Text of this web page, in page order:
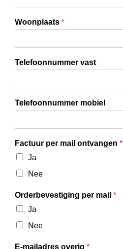
Woonplaats*
Telefoonnummer vast
Telefoonnummer mobiel
Factuur per mail ontvangen*
Ja
Nee
Orderbevestiging per mail*
Ja
Nee
E-mailadres overig*